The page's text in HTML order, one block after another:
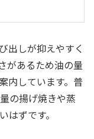
出しが抑えやすく
があるため油の量
内しています。普
の揚げ焼きや蒸
はずです。